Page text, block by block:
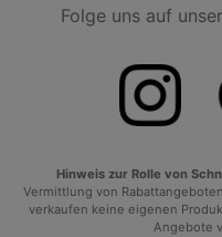
Folge uns auf
Hinweis zur Rolle von
Vermittlung von
verkaufen keine eigenen
Angebote